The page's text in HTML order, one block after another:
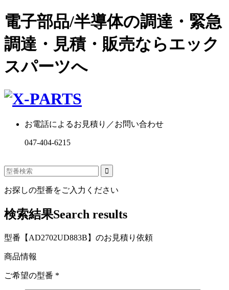
電子部品/半導体の調達・緊急
調達・見積・販売ならエック
スパーツへ
お電話によるお見積り／お問い合わせ
047-404-6215
お探しの型番をご入力ください
検索結果Search results
型番【AD2702UD883B】のお見積り依頼
商品情報
ご希望の型番 *